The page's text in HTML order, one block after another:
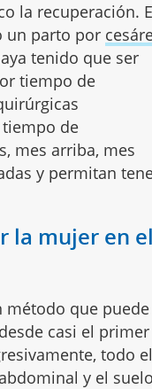
la recuperación.
un parto por
tenido que ser
tiempo de
de
mes arriba, mes
y permitan
la mujer en el
método que puede
casi el primer
todo el
y el suelo